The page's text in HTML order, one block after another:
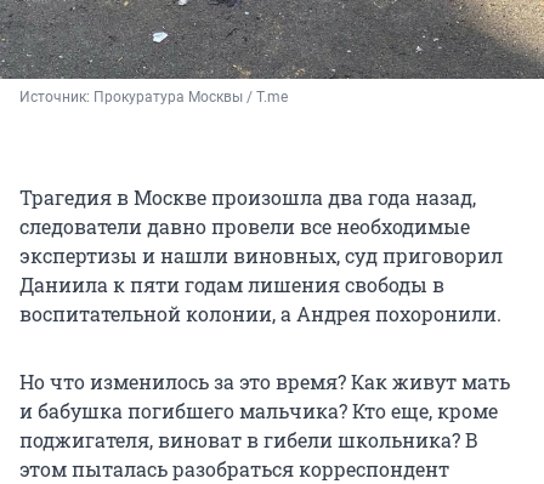
Источник: Прокуратура Москвы / T.me
Трагедия в Москве произошла два года назад,
следователи давно провели все необходимые
экспертизы и нашли виновных, суд приговорил
Даниила к пяти годам лишения свободы в
воспитательной колонии, а Андрея похоронили.
Но что изменилось за это время? Как живут мать
и бабушка погибшего мальчика? Кто еще, кроме
поджигателя, виноват в гибели школьника? В
этом пыталась разобраться корреспондент